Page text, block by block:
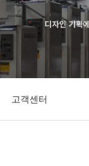
디자인 기획
고객센터